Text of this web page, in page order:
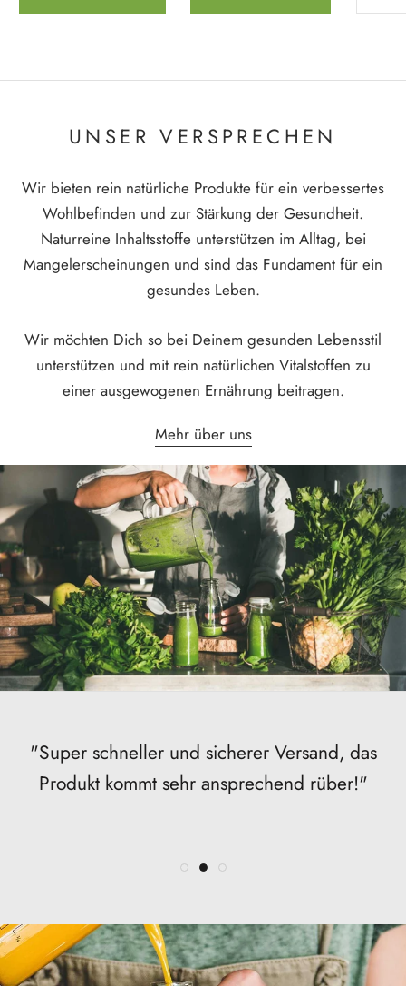
UNSER VERSPRECHEN
Wir bieten rein natürliche Produkte für ein verbessertes
Wohlbefinden und zur Stärkung der Gesundheit.
Naturreine Inhaltsstoffe unterstützen im Alltag, bei
Mangelerscheinungen und sind das Fundament für ein
gesundes Leben.
Wir möchten Dich so bei Deinem gesunden Lebensstil
unterstützen und mit rein natürlichen Vitalstoffen zu
einer ausgewogenen Ernährung beitragen.
Mehr über uns
"Schnelle Lieferung und tolle Qualität."
"Super schneller und sicherer Versand, das
Produkt kommt sehr ansprechend rüber!"
"Gut verpackt und schnell angekommen.
Danke!"